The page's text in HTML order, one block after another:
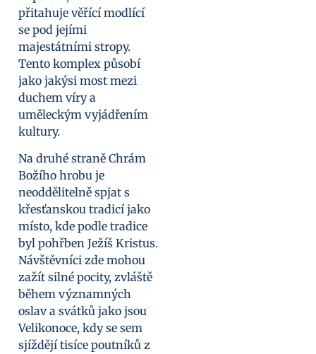
přitahuje věřící modlící
se pod jejími
majestátními stropy.
Tento komplex působí
jako jakýsi most mezi
duchem víry a
uměleckým vyjádřením
kultury.
Na druhé straně Chrám
Božího hrobu je
neoddělitelně spjat s
křesťanskou tradicí jako
místo, kde podle tradice
byl pohřben Ježíš Kristus.
Návštěvníci zde mohou
zažít silné pocity, zvláště
během významných
oslav a svátků jako jsou
Velikonoce, kdy se sem
sjíždějí tisíce poutníků z